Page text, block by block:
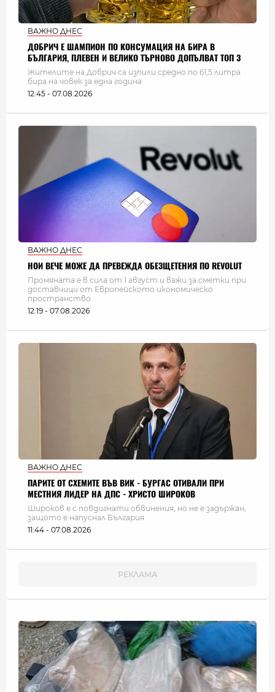
ВАЖНО ДНЕС
ДОБРИЧ Е ШАМПИОН ПО КОНСУМАЦИЯ НА БИРА В
БЪЛГАРИЯ, ПЛЕВЕН И ВЕЛИКО ТЪРНОВО ДОПЪЛВАТ ТОП 3
Жителите на Добрич са изпили средно по 61,5 литра
бира на човек за една година
12:45 - 07.08.2026
ВАЖНО ДНЕС
НОИ ВЕЧЕ МОЖЕ ДА ПРЕВЕЖДА ОБЕЗЩЕТЕНИЯ ПО REVOLUT
Промяната е в сила от 1 август и важи за сметки при
доставчици от Европейското икономическо
пространство
12:19 - 07.08.2026
ВАЖНО ДНЕС
ПАРИТЕ ОТ СХЕМИТЕ ВЪВ ВИК - БУРГАС ОТИВАЛИ ПРИ
МЕСТНИЯ ЛИДЕР НА ДПС - ХРИСТО ШИРОКОВ
Широков е с повдигнати обвинения, но не е задържан,
защото е напуснал България
11:44 - 07.08.2026